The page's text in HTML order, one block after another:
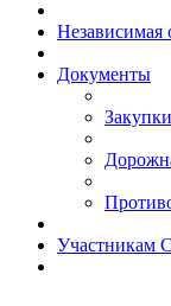
Независимая
Документы
Закупки
Участникам